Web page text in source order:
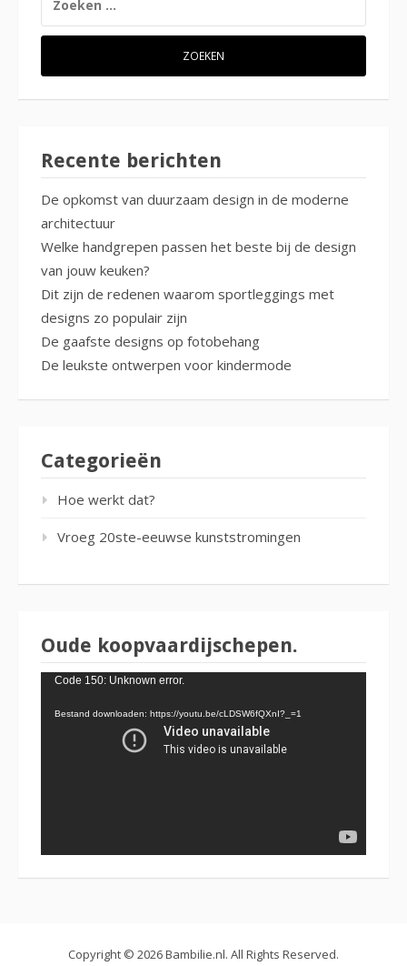
NAAR:
Recente berichten
De opkomst van duurzaam design in de moderne
architectuur
Welke handgrepen passen het beste bij de design
van jouw keuken?
Dit zijn de redenen waarom sportleggings met
designs zo populair zijn
De gaafste designs op fotobehang
De leukste ontwerpen voor kindermode
Categorieën
Hoe werkt dat?
Vroeg 20ste-eeuwse kunststromingen
Oude koopvaardijschepen.
Videospeler
Code 150: Unknown error.
Bestand downloaden: https://youtu.be/cLDSW6fQXnI?_=1
Copyright © 2026 Bambilie.nl. All Rights Reserved.